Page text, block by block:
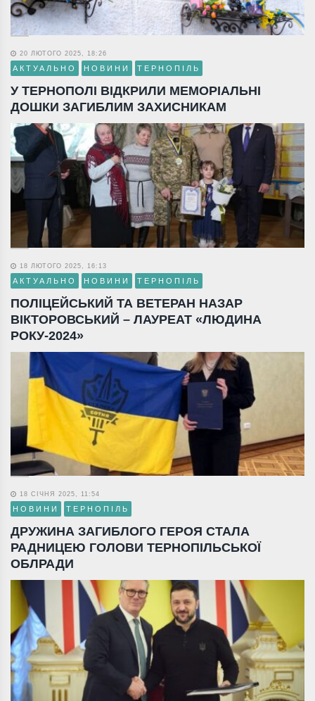
20 ЛЮТОГО 2025, 18:26
АКТУАЛЬНО НОВИНИ ТЕРНОПІЛЬ
У ТЕРНОПОЛІ ВІДКРИЛИ МЕМОРІАЛЬНІ
ДОШКИ ЗАГИБЛИМ ЗАХИСНИКАМ
18 ЛЮТОГО 2025, 16:13
АКТУАЛЬНО НОВИНИ ТЕРНОПІЛЬ
ПОЛІЦЕЙСЬКИЙ ТА ВЕТЕРАН НАЗАР
ВІКТОРОВСЬКИЙ – ЛАУРЕАТ «ЛЮДИНА
РОКУ-2024»
18 СІЧНЯ 2025, 11:54
НОВИНИ ТЕРНОПІЛЬ
ДРУЖИНА ЗАГИБЛОГО ГЕРОЯ СТАЛА
РАДНИЦЕЮ ГОЛОВИ ТЕРНОПІЛЬСЬКОЇ
ОБЛРАДИ